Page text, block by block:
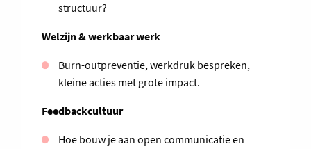
structuur?
Welzijn & werkbaar werk
Burn-outpreventie, werkdruk bespreken,
kleine acties met grote impact.
Feedbackcultuur
Hoe bouw je aan open communicatie en